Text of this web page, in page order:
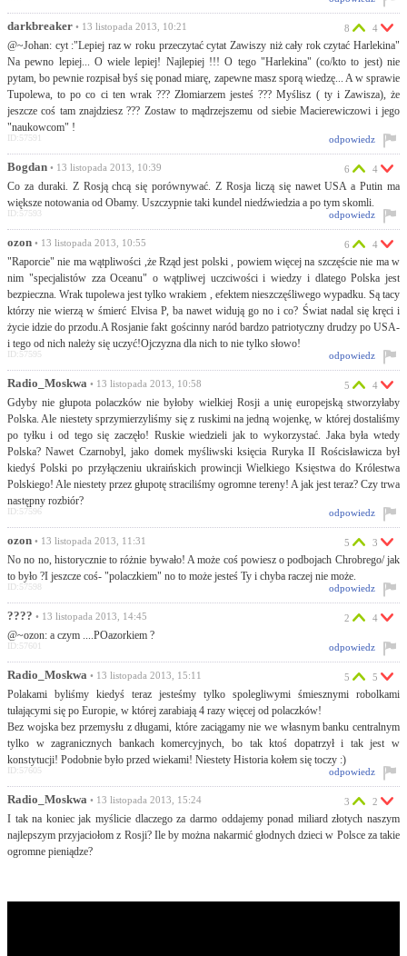
darkbreaker • 13 listopada 2013, 10:21
@~Johan: cyt :"Lepiej raz w roku przeczytać cytat Zawiszy niż cały rok czytać Harlekina"
Na pewno lepiej... O wiele lepiej! Najlepiej !!! O tego "Harlekina" (co/kto to jest) nie
pytam, bo pewnie rozpisał byś się ponad miarę, zapewne masz sporą wiedzę... A w sprawie
Tupolewa, to po co ci ten wrak ??? Złomiarzem jesteś ??? Myślisz ( ty i Zawisza), że
jeszcze coś tam znajdziesz ??? Zostaw to mądrzejszemu od siebie Macierewiczowi i jego
"naukowcom" !
8 4
odpowiedz
ID:57591
Bogdan • 13 listopada 2013, 10:39
Co za duraki. Z Rosją chcą się porównywać. Z Rosja liczą się nawet USA a Putin ma
większe notowania od Obamy. Uszczypnie taki kundel niedźwiedzia a po tym skomli.
6 4
odpowiedz
ID:57593
ozon • 13 listopada 2013, 10:55
"Raporcie" nie ma wątpliwości ,że Rząd jest polski , powiem więcej na szczęście nie ma w
nim "specjalistów zza Oceanu" o wątpliwej uczciwości i wiedzy i dlatego Polska jest
bezpieczna. Wrak tupolewa jest tylko wrakiem , efektem nieszczęśliwego wypadku. Są tacy
którzy nie wierzą w śmierć Elvisa P, ba nawet widują go no i co? Świat nadal się kręci i
życie idzie do przodu.A Rosjanie fakt gościnny naród bardzo patriotyczny drudzy po USA-
i tego od nich należy się uczyć!Ojczyzna dla nich to nie tylko słowo!
6 4
odpowiedz
ID:57595
Radio_Moskwa • 13 listopada 2013, 10:58
Gdyby nie głupota polaczków nie byłoby wielkiej Rosji a unię europejską stworzyłaby
Polska. Ale niestety sprzymierzyliśmy się z ruskimi na jedną wojenkę, w której dostaliśmy
po tyłku i od tego się zaczęło! Ruskie wiedzieli jak to wykorzystać. Jaka była wtedy
Polska? Nawet Czarnobyl, jako domek myśliwski księcia Ruryka II Rościsławicza był
kiedyś Polski po przyłączeniu ukraińskich prowincji Wielkiego Księstwa do Królestwa
Polskiego! Ale niestety przez głupotę straciliśmy ogromne tereny! A jak jest teraz? Czy trwa
następny rozbiór?
5 4
odpowiedz
ID:57596
ozon • 13 listopada 2013, 11:31
No no no, historycznie to różnie bywało! A może coś powiesz o podbojach Chrobrego/ jak
to było ?I jeszcze coś- "polaczkiem" no to może jesteś Ty i chyba raczej nie może.
5 3
odpowiedz
ID:57598
???? • 13 listopada 2013, 14:45
@~ozon: a czym ....POazorkiem ?
2 4
odpowiedz
ID:57601
Radio_Moskwa • 13 listopada 2013, 15:11
Polakami byliśmy kiedyś teraz jesteśmy tylko spolegliwymi śmiesznymi robolkami
tułającymi się po Europie, w której zarabiają 4 razy więcej od polaczków!
Bez wojska bez przemysłu z długami, które zaciągamy nie we własnym banku centralnym
tylko w zagranicznych bankach komercyjnych, bo tak ktoś dopatrzył i tak jest w
konstytucji! Podobnie było przed wiekami! Niestety Historia kołem się toczy :)
5 5
odpowiedz
ID:57605
Radio_Moskwa • 13 listopada 2013, 15:24
I tak na koniec jak myślicie dlaczego za darmo oddajemy ponad miliard złotych naszym
najlepszym przyjaciołom z Rosji? Ile by można nakarmić głodnych dzieci w Polsce za takie
ogromne pieniądze?
3 2